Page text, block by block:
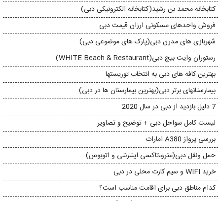
کتابخانه محمد بن رشید(کتابخانه الکترونیکی دبی)
فروش واحدهای مسکونی ارزان قیمت دبی
شهربازی های مدرن دبی(پارک های موضوعی دبی)
رستوران وایت بیچ دبی(WHITE Beach & Restaurant)
بهترین کافه های دبی به انتخاب توریستها
بیمارستانهای برتر دبی(بهترین بیمارستان ها در دبی)
7 دلیل بازدید از دبی در سال 2020
لیست کامل سواحل دبی + توضیح و تصاویر
بررسی پرواز A380 امارات
حمل ونقل دبی(مترو،تاکسی اینترنتی و اتوبوس)
خرید WIFI و سیم کارت محلی در دبی
کدام مناطق دبی برای اقامت مناسب است؟